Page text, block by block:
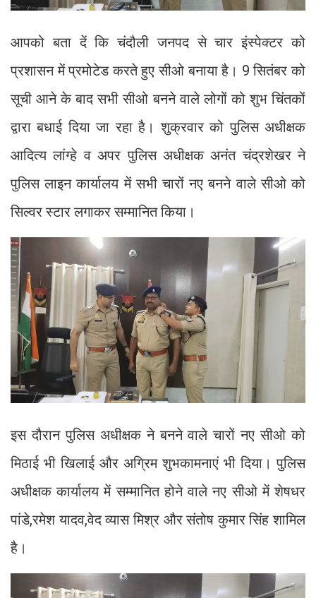
आपको बता दें कि चंदौली जनपद से चार इंस्पेक्टर को
प्रशासन में प्रमोटेड करते हुए सीओ बनाया है। 9 सितंबर को
सूची आने के बाद सभी सीओ बनने वाले लोगों को शुभ चिंतकों
द्वारा बधाई दिया जा रहा है। शुक्रवार को पुलिस अधीक्षक
आदित्य लांग्हे व अपर पुलिस अधीक्षक अनंत चंद्रशेखर ने
पुलिस लाइन कार्यालय में सभी चारों नए बनने वाले सीओ को
सिल्वर स्टार लगाकर सम्मानित किया।
इस दौरान पुलिस अधीक्षक ने बनने वाले चारों नए सीओ को
मिठाई भी खिलाई और अग्रिम शुभकामनाएं भी दिया। पुलिस
अधीक्षक कार्यालय में सम्मानित होने वाले नए सीओ में शेषधर
पांडे,रमेश यादव,वेद व्यास मिश्र और संतोष कुमार सिंह शामिल
है।